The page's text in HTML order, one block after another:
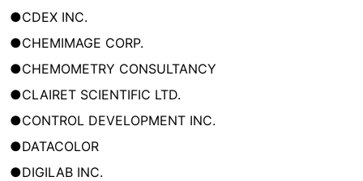
●CDEX INC.
●CHEMIMAGE CORP.
●CHEMOMETRY CONSULTANCY
●CLAIRET SCIENTIFIC LTD.
●CONTROL DEVELOPMENT INC.
●DATACOLOR
●DIGILAB INC.